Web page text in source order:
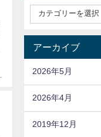
アーカイブ
2026年5月
2026年4月
2019年12月